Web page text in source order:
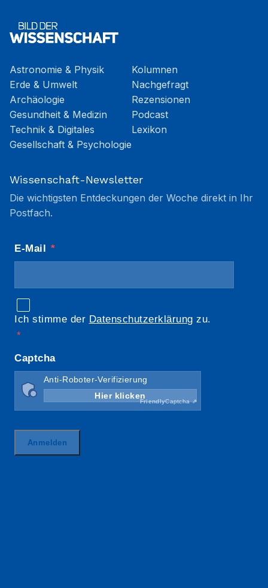
Astronomie & Physik
Erde & Umwelt
Archäologie
Gesundheit & Medizin
Technik & Digitales
Gesellschaft & Psychologie
Kolumnen
Nachgefragt
Rezensionen
Podcast
Lexikon
Wissenschaft-Newsletter
Die wichtigsten Entdeckungen der Woche direkt in Ihr
Postfach.